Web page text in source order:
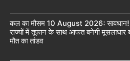
कल का मौसम 10 August 2026: सावधान!
राज्यों में तूफान के साथ आफत बनेगी मूसलाधार
मौत का तांडव